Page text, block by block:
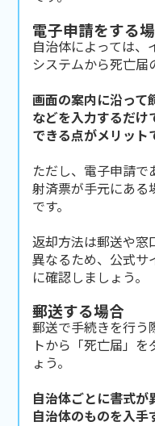
電子申請をする
自治体によっては、
システムから死亡届
画面の案内に沿って
などを入力するだけ
できる点がメリット
ただし、電子申請で
射済票が手元にある
です。
返却方法は郵送や窓
異なるため、公式サ
に確認しましょう。
郵送する場合
郵送で手続きを行う
トから「死亡届」
ょう。
自治体ごとに書式
自治体のものを入手